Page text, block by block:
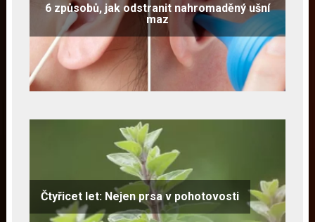
6 způsobů, jak odstranit nahromaděný ušní
maz
Čtyřicet let: Nejen prsa v pohotovosti